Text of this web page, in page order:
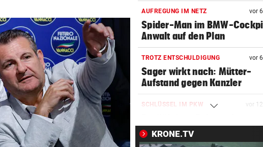
AUFREGUNG IM NETZ vor
Spider-Man im BMW-
Anwalt auf den Plan
TROTZ ENTSCHULDIGUNG vor
Sager wirkt nach: Mütter-
Aufstand gegen Kanzler
SCHLÜSSEL IM PKW vor
heißem Auto gerettet
KRONE.TV